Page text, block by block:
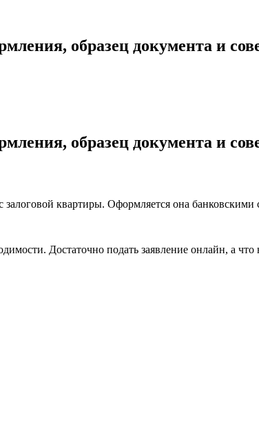
образец документа и
образец документа и
квартиры. Оформляется она банковскими
Достаточно подать заявление онлайн, а что